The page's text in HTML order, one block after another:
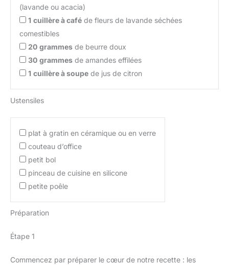
(lavande ou acacia)
1 cuillère à café de fleurs de lavande séchées
comestibles
20 grammes de beurre doux
30 grammes de amandes effilées
1 cuillère à soupe de jus de citron
Ustensiles
plat à gratin en céramique ou en verre
couteau d’office
petit bol
pinceau de cuisine en silicone
petite poêle
Préparation
Étape 1
Commencez par préparer le cœur de notre recette : les